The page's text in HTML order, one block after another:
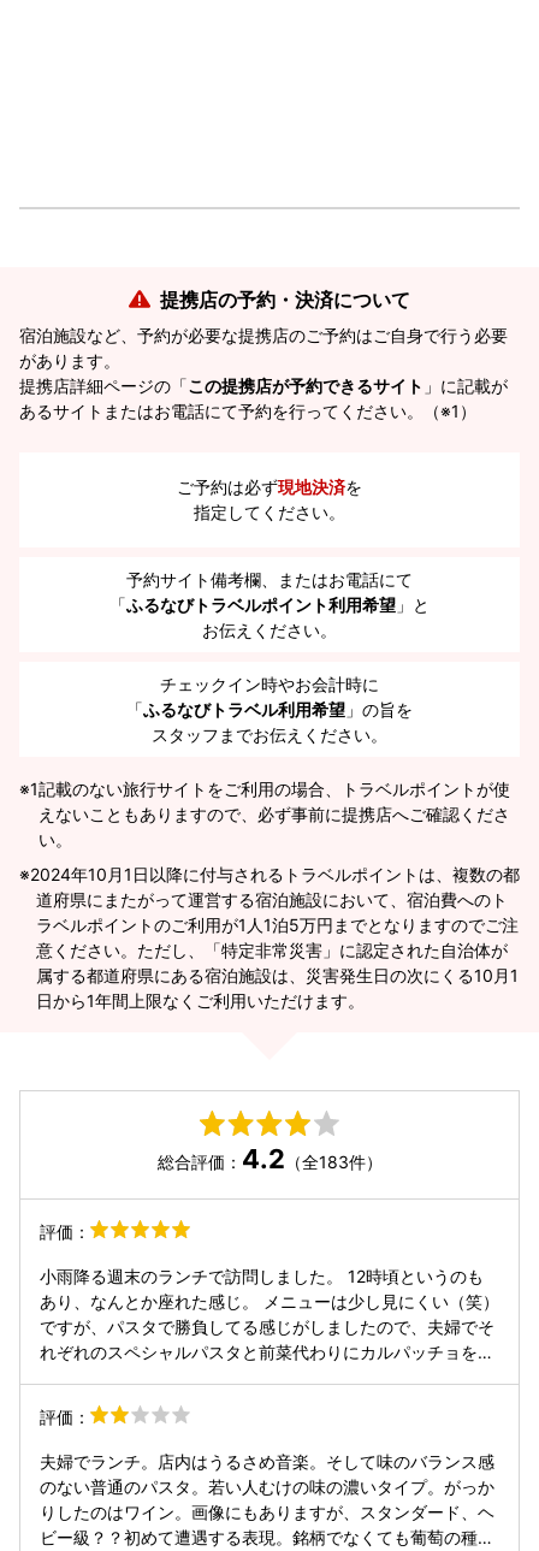
提携店の予約・決済について
宿泊施設など、予約が必要な提携店のご予約はご自身で行う必要
があります。
提携店詳細ページの「この提携店が予約できるサイト 」に記載が
あるサイトまたはお電話にて予約を行ってください。（※1）
ご予約は必ず現地決済を
指定してください。
予約サイト備考欄、またはお電話にて
「ふるなびトラベルポイント利用希望 」と
お伝えください。
チェックイン時やお会計時に
「ふるなびトラベル利用希望 」の旨を
スタッフまでお伝えください。
※1記載のない旅行サイトをご利用の場合、トラベルポイントが使
えないこともありますので、必ず事前に提携店へご確認くださ
い。
2024年10月1日以降に付与されるトラベルポイントは、複数の都
道府県にまたがって運営する宿泊施設において、宿泊費へのト
ラベルポイントのご利用が1人1泊5万円までとなりますのでご注
意ください。ただし、「特定非常災害」に認定された自治体が
属する都道府県にある宿泊施設は、災害発生日の次にくる10月1
日から1年間上限なくご利用いただけます。
総合評価： 4.2 （全183件）
評価：
小雨降る週末のランチで訪問しました。 12時頃というのも
あり、なんとか座れた感じ。 メニューは少し見にくい（笑）
ですが、パスタで勝負してる感じがしましたので、夫婦でそ
れぞれのスペシャルパスタと前菜代わりにカルパッチョを注
したが、むちゃくちゃ美味しかった。 パスタは麺が細いのに
程よい硬さ、味も良かった。個人的にはペペロンチーノが好
き🤩 お店の中はキレイで清潔感のある雰囲気👍 あと見た目
がゴツいシェフの謙虚な接客‥このギャップが良い😁
評価：
夫婦でランチ。店内はうるさめ音楽。そして味のバランス感
のない普通のパスタ。若い人むけの味の濃いタイプ。がっか
りしたのはワイン。画像にもありますが、スタンダード、ヘ
ビー級？？初めて遭遇する表現。銘柄でなくても葡萄の種類